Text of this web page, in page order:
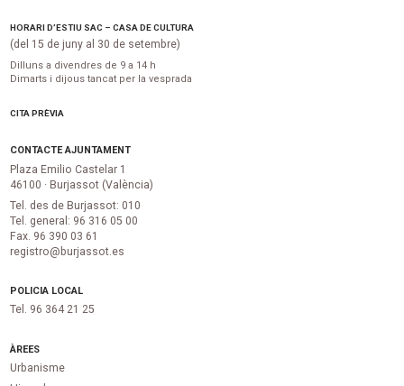
HORARI D’ESTIU SAC – CASA DE CULTURA
(del 15 de juny al 30 de setembre)
Dilluns a divendres de 9 a 14 h
Dimarts i dijous tancat per la vesprada
CITA PRÈVIA
CONTACTE AJUNTAMENT
Plaza Emilio Castelar 1
46100 · Burjassot (València)
Tel. des de Burjassot: 010
Tel. general: 96 316 05 00
Fax. 96 390 03 61
registro@burjassot.es
POLICIA LOCAL
Tel. 96 364 21 25
ÀREES
Urbanisme